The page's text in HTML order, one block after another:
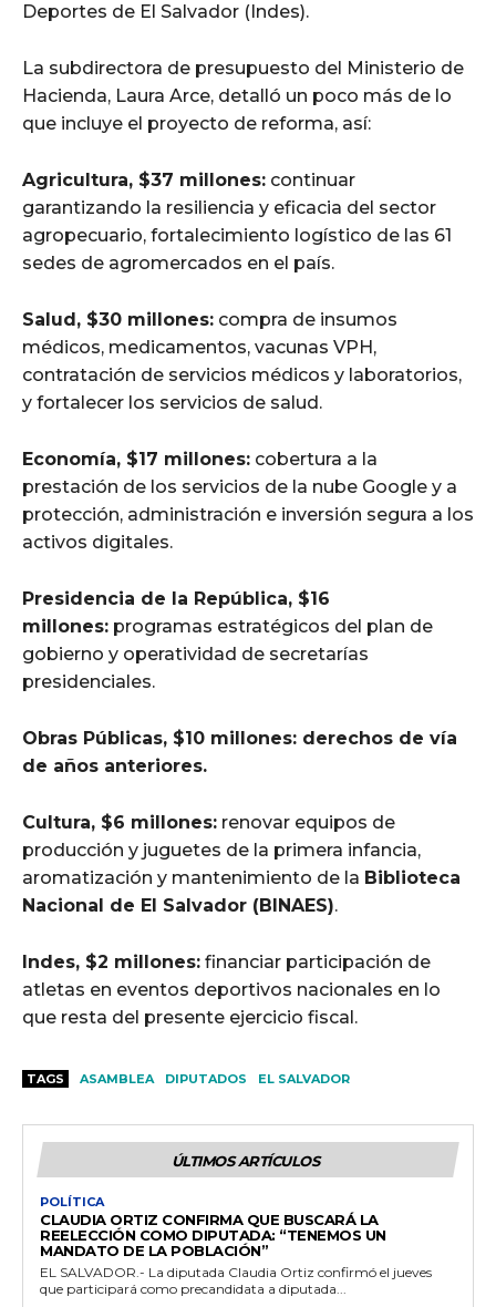
Deportes de El Salvador (Indes).
La subdirectora de presupuesto del Ministerio de
Hacienda, Laura Arce, detalló un poco más de lo
que incluye el proyecto de reforma, así:
Agricultura, $37 millones: continuar
garantizando la resiliencia y eficacia del sector
agropecuario, fortalecimiento logístico de las 61
sedes de agromercados en el país.
Salud, $30 millones: compra de insumos
médicos, medicamentos, vacunas VPH,
contratación de servicios médicos y laboratorios,
y fortalecer los servicios de salud.
Economía, $17 millones: cobertura a la
prestación de los servicios de la nube Google y a
protección, administración e inversión segura a los
activos digitales.
Presidencia de la República, $16
millones: programas estratégicos del plan de
gobierno y operatividad de secretarías
presidenciales.
Obras Públicas, $10 millones: derechos de vía
de años anteriores.
Cultura, $6 millones: renovar equipos de
producción y juguetes de la primera infancia,
aromatización y mantenimiento de la Biblioteca
Nacional de El Salvador (BINAES).
Indes, $2 millones: financiar participación de
atletas en eventos deportivos nacionales en lo
que resta del presente ejercicio fiscal.
TAGS ASAMBLEA DIPUTADOS EL SALVADOR
ÚLTIMOS ARTÍCULOS
POLÍTICA
CLAUDIA ORTIZ CONFIRMA QUE BUSCARÁ LA
REELECCIÓN COMO DIPUTADA: “TENEMOS UN
MANDATO DE LA POBLACIÓN”
EL SALVADOR.- La diputada Claudia Ortiz confirmó el jueves
que participará como precandidata a diputada...